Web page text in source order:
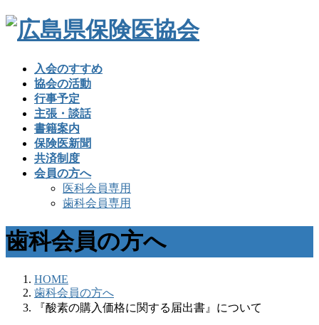
入会のすすめ
協会の活動
行事予定
主張・談話
書籍案内
保険医新聞
共済制度
会員の方へ
医科会員専用
歯科会員専用
歯科会員の方へ
HOME
歯科会員の方へ
『酸素の購入価格に関する届出書』について